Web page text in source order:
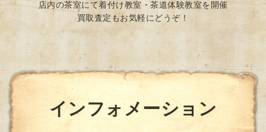
店内の茶室にて着付け教室・茶道体験教室を開催
買取査定もお気軽にどうぞ！
インフォメーション